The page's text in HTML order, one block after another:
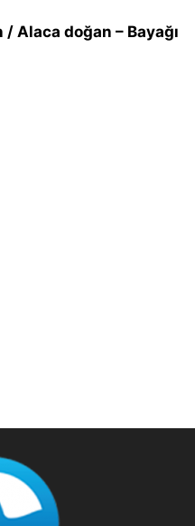
/ Alaca doğan – Bayağı